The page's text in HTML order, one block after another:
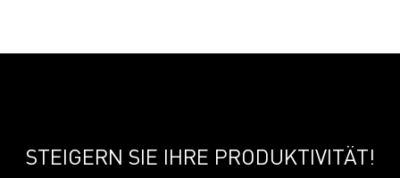
STEIGERN SIE IHRE PRODUKTIVITÄT!